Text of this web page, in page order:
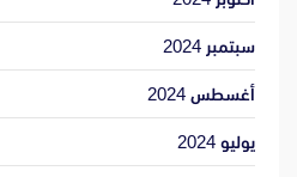
سبتمبر 2024
أغسطس 2024
يوليو 2024